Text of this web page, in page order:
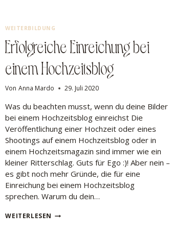
WEITERBILDUNG
Erfolgreiche Einreichung bei
einem Hochzeitsblog
Von Anna Mardo 29. Juli 2020
Was du beachten musst, wenn du deine Bilder
bei einem Hochzeitsblog einreichst Die
Veröffentlichung einer Hochzeit oder eines
Shootings auf einem Hochzeitsblog oder in
einem Hochzeitsmagazin sind immer wie ein
kleiner Ritterschlag. Guts für Ego :)! Aber nein –
es gibt noch mehr Gründe, die für eine
Einreichung bei einem Hochzeitsblog
sprechen. Warum du dein…
WEITERLESEN ERFOLGREICHE